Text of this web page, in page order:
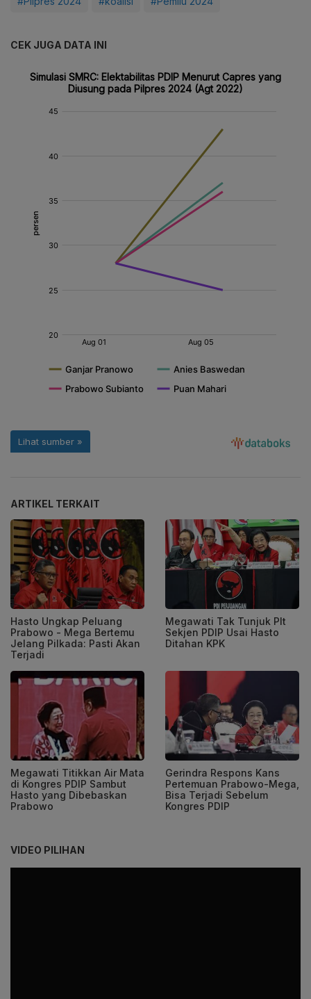
CEK JUGA DATA INI
ARTIKEL TERKAIT
Hasto Ungkap Peluang
Prabowo - Mega Bertemu
Jelang Pilkada: Pasti Akan
Terjadi
Megawati Tak Tunjuk Plt
Sekjen PDIP Usai Hasto
Ditahan KPK
Megawati Titikkan Air Mata
di Kongres PDIP Sambut
Hasto yang Dibebaskan
Prabowo
Gerindra Respons Kans
Pertemuan Prabowo-Mega,
Bisa Terjadi Sebelum
Kongres PDIP
VIDEO PILIHAN